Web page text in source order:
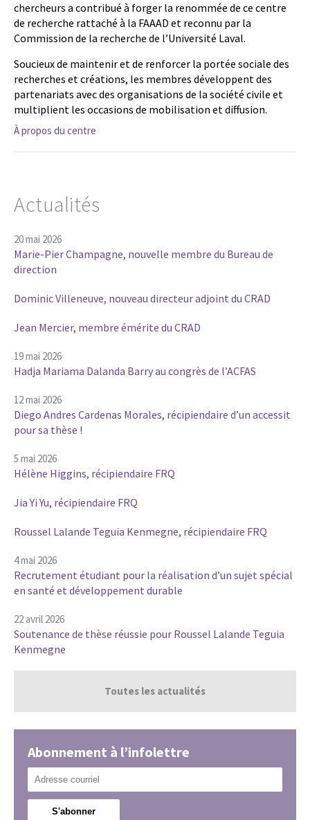
chercheurs a contribué à forger la renommée de ce centre
de recherche rattaché à la FAAAD et reconnu par la
Commission de la recherche de l’Université Laval.
Soucieux de maintenir et de renforcer la portée sociale des
recherches et créations, les membres développent des
partenariats avec des organisations de la société civile et
multiplient les occasions de mobilisation et diffusion.
À propos du centre
Actualités
20 mai 2026
Marie-Pier Champagne, nouvelle membre du Bureau de
direction
Dominic Villeneuve, nouveau directeur adjoint du CRAD
Jean Mercier, membre émérite du CRAD
19 mai 2026
Hadja Mariama Dalanda Barry au congrès de l’ACFAS
12 mai 2026
Diego Andres Cardenas Morales, récipiendaire d’un accessit
pour sa thèse !
5 mai 2026
Hélène Higgins, récipiendaire FRQ
Jia Yi Yu, récipiendaire FRQ
Roussel Lalande Teguia Kenmegne, récipiendaire FRQ
4 mai 2026
Recrutement étudiant pour la réalisation d’un sujet spécial
en santé et développement durable
22 avril 2026
Soutenance de thèse réussie pour Roussel Lalande Teguia
Kenmegne
Toutes les actualités
Abonnement à l’infolettre